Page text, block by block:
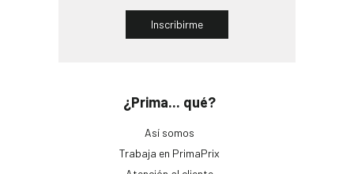
¿Prima... qué?
Así somos
Trabaja en PrimaPrix
Inscribirme